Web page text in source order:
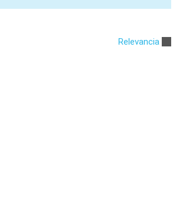
Relevancia